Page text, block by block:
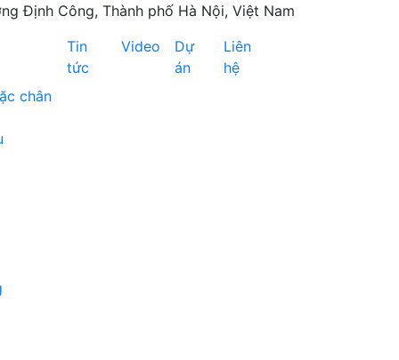
Định Công, Thành phố Hà Nội, Việt Nam
chân
Tin
tức
Video
Dự
án
Liên
hệ